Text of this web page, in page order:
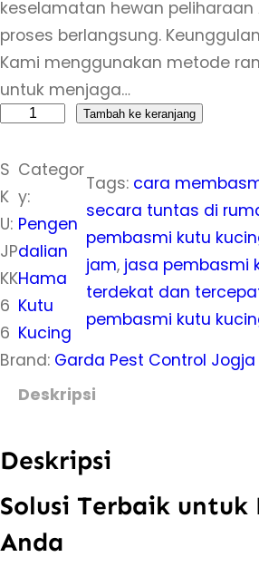
keselamatan hewan
proses berlangsung.
Kami menggunakan metode
untuk menjaga…
a
n
t
i
t
a
s
J
P
e
b
Tambah ke keranjang
S
K
U:
JP
KK
6
6
Categor
y:
Pengen
dalian
Hama
Kutu
Kucing
Tags: cara
secara tuntas di
pembasmi kutu
jam, jasa pembasmi
terdekat dan
pembasmi kutu
Brand: Garda Pest Control Jogja
Deskripsi
Deskripsi
Solusi Terbaik untuk
Anda